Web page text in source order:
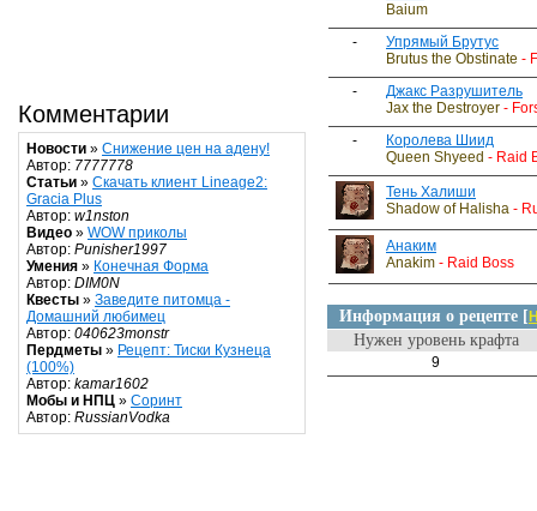
Комментарии
Новости » Снижение цен на адену!
Автор: 7777778
Статьи » Скачать клиент Lineage2:
Gracia Plus
Автор: w1nston
Видео » WOW приколы
Автор: Punisher1997
Умения » Конечная Форма
Автор: DIM0N
Квесты » Заведите питомца -
Домашний любимец
Автор: 040623monstr
Пердметы » Рецепт: Тиски Кузнеца
(100%)
Автор: kamar1602
Мобы и НПЦ » Соринт
Автор: RussianVodka
Baium
-
Упрямый Брутус
Brutus the Obstinate -
-
Джакс Разрушитель
Jax the Destroyer -
-
Королева Шиид
Queen Shyeed - Raid
Тень Халиши
Shadow of Halisha -
Анаким
Anakim - Raid Boss
Информация о рецепте [
Нужен уровень крафта
9